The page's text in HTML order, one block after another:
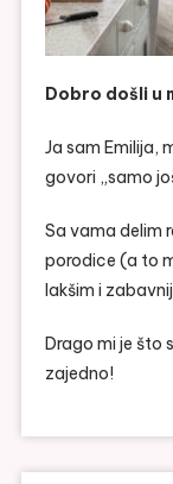
Dobro došli u
Ja sam Emilija,
govori „samo
Sa vama delim
porodice (a to
lakšim i
Drago mi je što
zajedno!